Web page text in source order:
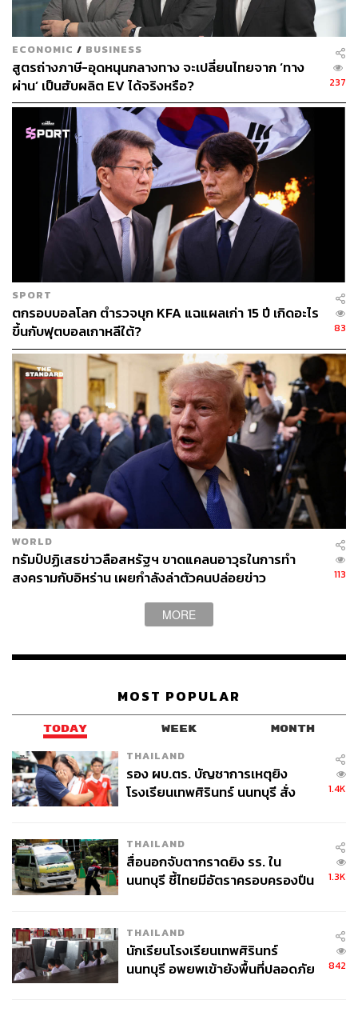
นอกจากนี้ บอร์ดยังอนุมัติส่งเสริมการลงทุนโครงการขนาด
ใหญ่ รวมมูลค่า 56,615 ล้านบาท เช่น โครงการท่าเทียบเรือ
ขนถ่ายก๊าซธรรมชาติเหลว (LNG) มูลค่าเงินลงทุน 32,710
ล้านบาท และโครงการโรงไฟฟ้าระบบ Cogeneration ซึ่งเป็น
โครงการร่วมทุนระหว่างไทยและสิงคโปร์ มูลค่าเงินลงทุน
5,005 ล้านบาท รวมถึงกิจการดาต้าเซ็นเตอร์ขนาดใหญ่ 2
ราย มูลค่าเงินลงทุนรวม 10,371 ล้านบาท โดยหนึ่งในนั้นเป็น
โครงการร่วมทุนระหว่างอังกฤษและสิงคโปร์ที่เน้นความ
ยั่งยืนด้านสิ่งแวดล้อม และจะใช้พลังงานหมุนเวียนเพื่อลด
คาร์บอนฟุตพรินต์
อีกทั้งยังมีโครงการผลิตเหล็กแผ่นรีดเย็นเพื่อใช้เป็นวัตถุดิบใน
การผลิตชิ้นส่วนต่างๆ ในอุตสาหกรรมยานยนต์และเครื่องใช้
ไฟฟ้า โครงการผลิตโลหะทองคำและเงินภายใต้รูปแบบโลหะ
ผสม และโครงการกำจัดของเสียอุตสาหกรรม มูลค่าเงิน
ลงทุนรวมกว่า 8,500 ล้านบาท
นฤตม์กล่าวว่า การลงทุนระยะนี้ยังพบว่าเอกชนสนใจตั้ง
สำนักงานภูมิภาค ดังนั้น BOI จึงร่วมกับกรมสรรพากร กรม
พัฒนาธุรกิจการค้า และธนาคารแห่งประเทศไทย เปิดให้
บริการระบบ HQ Biz Portal ซึ่งเป็นศูนย์รวมข้อมูลที่เกี่ยวข้อง
กับการจัดตั้งสำนักงานภูมิภาค และระบบนัดหมายออนไลน์
รวมทั้งได้จัดตั้งทีมงานร่วมกัน เพื่ออำนวยความสะดวกให้แก่
ผู้ประกอบการที่สนใจจัดตั้งสำนักงานภูมิภาคในประเทศไทย
สำหรับยอดขอรับส่งเสริมการลงทุนกิจการสำนักงานภูมิภาค
ตั้งแต่ปี 2543 มีโครงการที่ได้รับการส่งเสริมกว่า 500
โครงการ รวมมูลค่าการลงทุนกว่า 13,000 ล้านบาท โดย
บริษัทสัญชาติญี่ปุ่นมีสัดส่วนโครงการที่ได้รับการส่งเสริม
สูงสุด 40% รองลงมาได้แก่ สหรัฐอเมริกา สิงคโปร์ และ
ฮ่องกง โดยอุตสาหกรรมที่ได้รับการส่งเสริม 3 อันดับแรก
ได้แก่ ยานยนต์ เครื่องจักรกลและอุปกรณ์ เครื่องใช้ไฟฟ้าและ
“ในช่วงวันที่ 3-7 เมษายน 2566 BOI จะเดินทางไปโรดโชว์ที่
ไทย จากนั้นเดือนมิถุนายน 2566 ประเทศไทยจะเป็นเจ้าภาพ
จัดการประชุมนักธุรกิจชาวจีน ครั้งที่ 16 ณ ศูนย์การประชุม
แห่งชาติสิริกิติ์ โดยจะมีนักธุรกิจจีนทั้งที่ลงทุนในประเทศไทย
และลงทุนในประเทศอื่นๆ เดินทางมาร่วมประชุมมากกว่า
4,000 คน” นฤตม์กล่าว
นฤตม์กล่าวอีกว่า หลังจากที่ พล.อ. ประยุทธ์ จันทร์โอชา
นายกรัฐมนตรี ประกาศยุบสภาไปเมื่อช่วงเวลา 15.00 น. วันที่
20 มีนาคม 2566 นั้น มั่นใจว่าสถานการณ์การเมืองของไทย
เนื่องจากนักลงทุนส่วนใหญ่ได้ติดตามเรื่องการเมือง และรับ
ทราบมาโดยตลอดว่าไทยจะมีการเปลี่ยนแปลงรัฐบาลใหม่
โดยช่วงรัฐบาลรักษาการนี้ ทุกอย่างจะยังคงดำเนินได้ตาม
ECONOMIC / BUSINESS
สูตรถ่างภาษี-อุดหนุนกลางทาง จะเปลี่ยนไทยจาก ‘ทาง
ผ่าน’ เป็นฮับผลิต EV ได้จริงหรือ?
237
SPORT
ตกรอบบอลโลก ตำรวจบุก KFA แฉแผลเก่า 15 ปี เกิดอะไร
ขึ้นกับฟุตบอลเกาหลีใต้?
83
WORLD
ทรัมป์ปฏิเสธข่าวลือสหรัฐฯ ขาดแคลนอาวุธในการทำ
สงครามกับอิหร่าน เผยกำลังล่าตัวคนปล่อยข่าว
113
MORE
MOST POPULAR
TODAY WEEK MONTH
THAILAND
รอง ผบ.ตร. บัญชาการเหตุยิง
โรงเรียนเทพศิรินทร์ นนทบุรี สั่ง
1.4K
THAILAND
สื่อนอกจับตากราดยิง รร. ใน
นนทบุรี ชี้ไทยมีอัตราครอบครองปืน
1.3K
THAILAND
นักเรียนโรงเรียนเทพศิรินทร์
นนทบุรี อพยพเข้ายังพื้นที่ปลอดภัย
842